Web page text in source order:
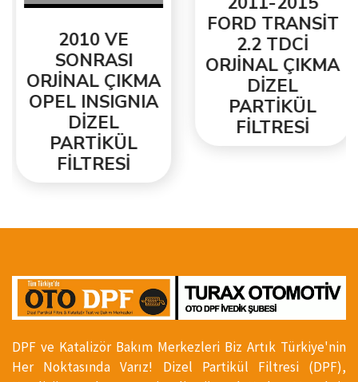
2010 VE
SONRASI
ORJİNAL ÇIKMA
OPEL INSIGNIA
DİZEL
PARTİKÜL
FİLTRESİ
FORD TRANSİT
2.2 TDCİ
ORJİNAL ÇIKMA
DİZEL
PARTİKÜL
FİLTRESİ
DPF ve Katalizör Bakım Merkezleri Biz Artık Türkiye'nin
Her Noktasında Varız! Dizel Partikül Filtresi (DPF),